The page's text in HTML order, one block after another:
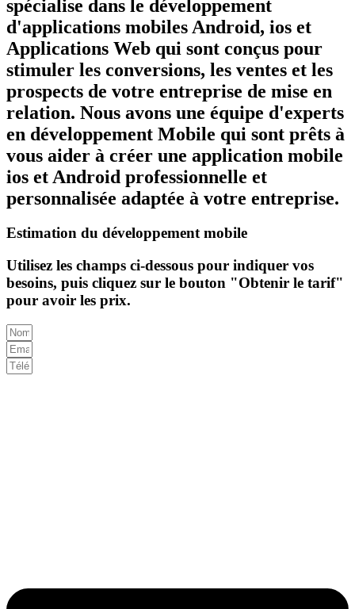
spécialise dans le développement
d'applications mobiles Android, ios et
Applications Web qui sont conçus pour
stimuler les conversions, les ventes et les
prospects de votre entreprise de mise en
relation. Nous avons une équipe d'experts
en développement Mobile qui sont prêts à
vous aider à créer une application mobile
ios et Android professionnelle et
personnalisée adaptée à votre entreprise.
Estimation du développement mobile
Utilisez les champs ci-dessous pour indiquer vos
besoins, puis cliquez sur le bouton "Obtenir le tarif"
pour avoir les prix.